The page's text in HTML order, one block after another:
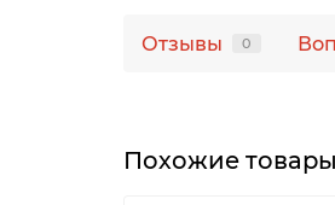
Отзывы 0
Похожие товары